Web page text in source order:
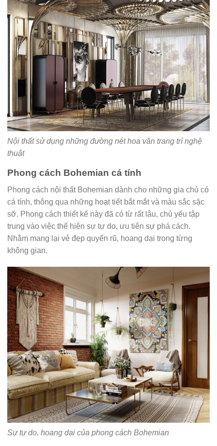
Nội thất sử dụng những đường nét hoa văn trang trí nghệ
thuật
Phong cách Bohemian cá tính
Phong cách nội thất Bohemian dành cho những gia chủ có
cá tính, thông qua những hoạt tiết bắt mắt và màu sắc sặc
sỡ. Phong cách thiết kế này đã có từ rất lâu, chủ yếu tập
trung vào việc thể hiện sự tự do, ưu tiên sự phá cách.
Nhằm mang lại vẻ đẹp quyến rũ, hoang dại trong từng
không gian.
Sự tự do, hoang dại của phong cách Bohemian